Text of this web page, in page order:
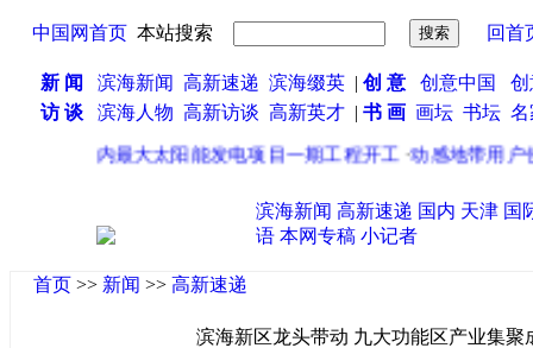
中国网首页 本站搜索 回首
新 闻 滨海新闻 高新速递 滨海缀英 | 创 意 创意中国
访 谈
滨海人物 高新访谈 高新英才 | 书 画 画坛 书坛 名
国内最大太阳能发电项目一期工程开工·动感地带用户使
滨海新闻 高新速递 国内 天津 国
语 本网专稿 小记者
首页 >> 新闻 >> 高新速递
滨海新区龙头带动 九大功能区产业集聚